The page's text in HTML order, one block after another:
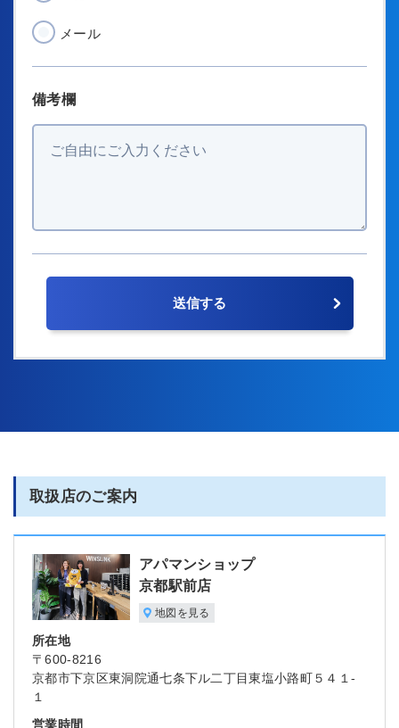
取扱店のご案内
アパマンショップ
京都駅前店
地図を見る
所在地
〒600-8216
京都市下京区東洞院通七条下ル二丁目東塩小路町５４１-
１
営業時間